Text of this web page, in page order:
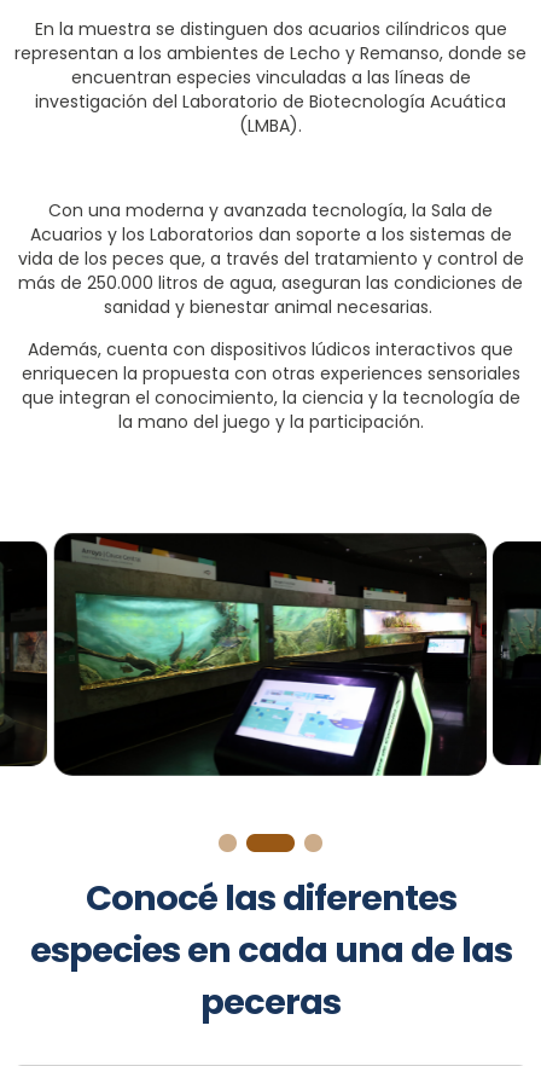
En la muestra se distinguen dos acuarios cilíndricos que
representan a los ambientes de Lecho y Remanso, donde se
encuentran especies vinculadas a las líneas de
investigación del Laboratorio de Biotecnología Acuática
(LMBA).
Con una moderna y avanzada tecnología, la Sala de
Acuarios y los Laboratorios dan soporte a los sistemas de
vida de los peces que, a través del tratamiento y control de
más de 250.000 litros de agua, aseguran las condiciones de
sanidad y bienestar animal necesarias.
Además, cuenta con dispositivos lúdicos interactivos que
enriquecen la propuesta con otras experiences sensoriales
que integran el conocimiento, la ciencia y la tecnología de
la mano del juego y la participación.
Conocé las diferentes
especies en cada una de las
peceras